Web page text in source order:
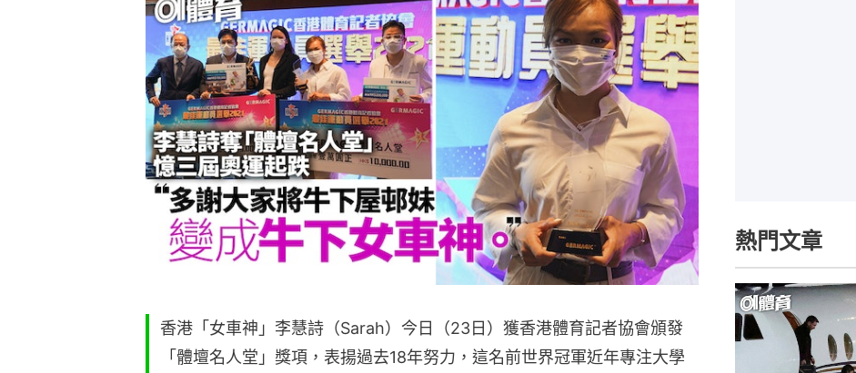
香港「女車神」李慧詩（Sarah）今日（23日）獲香港體育記者協會頒發
「體壇名人堂」獎項，表揚過去18年努力，這名前世界冠軍近年專注大學
熱門文章